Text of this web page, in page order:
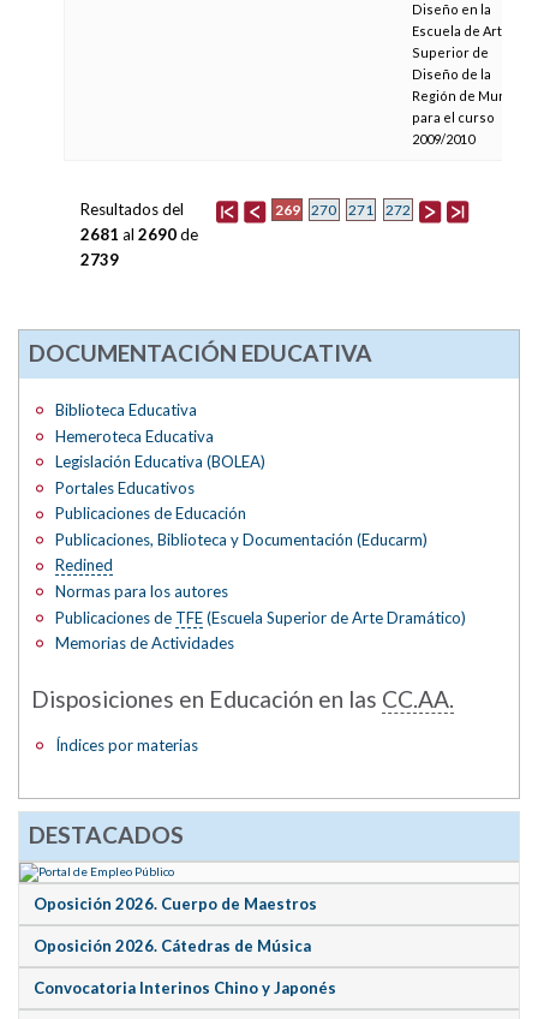
Diseño en la
Escuela de Arte y
Superior de
Diseño de la
Región de Murcia
para el curso
2009/2010
269 270 271 272
Resultados del
2681 al 2690de
2739
DOCUMENTACIÓN EDUCATIVA
Biblioteca Educativa
Hemeroteca Educativa
Legislación Educativa (BOLEA)
Portales Educativos
Publicaciones de Educación
Publicaciones, Biblioteca y Documentación (Educarm)
Redined
Normas para los autores
Publicaciones de TFE(Escuela Superior de Arte Dramático)
Memorias de Actividades
Disposiciones en Educación en las CC.AA.
Índices por materias
DESTACADOS
Oposición 2026. Cuerpo de Maestros
Oposición 2026. Cátedras de Música
Convocatoria Interinos Chino y Japonés